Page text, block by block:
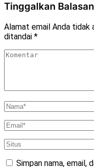
Tinggalkan Balasan
Alamat email Anda tidak
ditandai *
Simpan nama, email,